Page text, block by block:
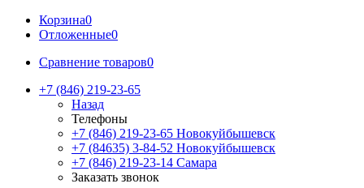
Корзина0
Отложенные0
Сравнение товаров0
+7 (846) 219-23-65
Назад
Телефоны
+7 (846) 219-23-65 Новокуйбышевск
+7 (84635) 3-84-52 Новокуйбышевск
+7 (846) 219-23-14 Самара
Заказать звонок